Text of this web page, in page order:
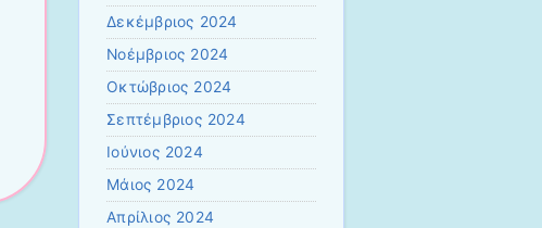
Δεκέμβριος 2024
Νοέμβριος 2024
Οκτώβριος 2024
Σεπτέμβριος 2024
Ιούνιος 2024
Μάιος 2024
Απρίλιος 2024